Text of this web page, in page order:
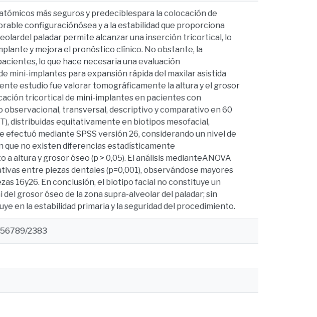
más seguros y predeciblespara la colocación de
configuraciónósea y a la estabilidad que proporciona
paladar permite alcanzar una inserción tricortical, lo
y mejora el pronóstico clínico. No obstante, la
lo que hace necesaria una evaluación
mini-implantes para expansión rápida del maxilar asistida
estudio fue valorar tomográficamente la altura y el grosor
tricortical de mini-implantes en pacientes con
transversal, descriptivo y comparativo en 60
distribuidas equitativamente en biotipos mesofacial,
efectuó mediante SPSS versión 26, considerando un nivel de
que no existen diferencias estadísticamente
altura y grosor óseo (p > 0,05). El análisis medianteANOVA
entre piezas dentales (p=0,001), observándose mayores
16y26. En conclusión, el biotipo facial no constituye un
grosor óseo de la zona supra-alveolar del paladar; sin
en la estabilidad primaria y la seguridad del procedimiento.
2383